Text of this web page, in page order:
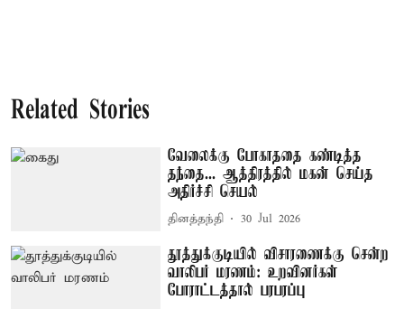
Related Stories
வேலைக்கு போகாததை கண்டித்த
தந்தை... ஆத்திரத்தில் மகன் செய்த
அதிர்ச்சி செயல்
தினத்தந்தி 30 Jul 2026
தூத்துக்குடியில் விசாரணைக்கு சென்ற
வாலிபர் மரணம்: உறவினர்கள்
போராட்டத்தால் பரபரப்பு